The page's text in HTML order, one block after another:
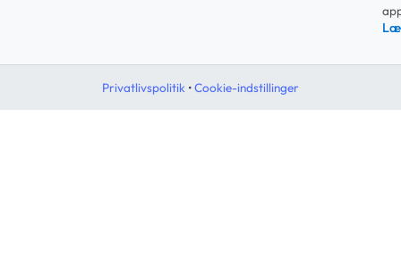
Privatlivspolitik •Cookie-indstillinger